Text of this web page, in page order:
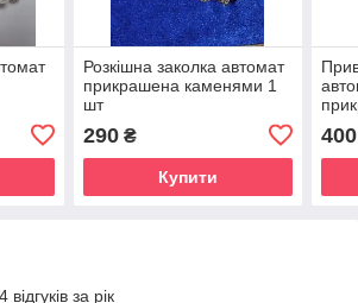
Розкішна заколка автомат
прикрашена каменями 1
шт
290₴
Купити
400
за рік